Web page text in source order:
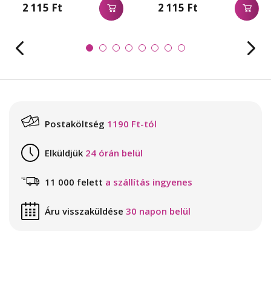
2 115 Ft 2 115 Ft
Postaköltség 1190 Ft-tól
Elküldjük 24 órán belül
11 000 felett a szállítás ingyenes
Áru visszaküldése 30 napon belül